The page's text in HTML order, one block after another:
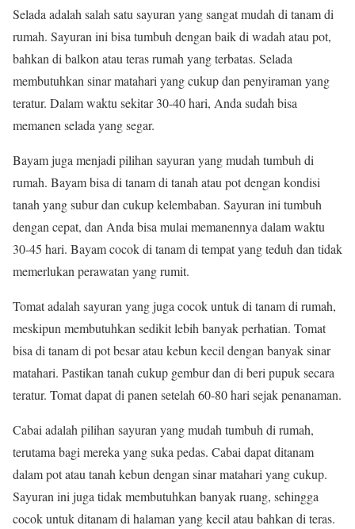
Selada adalah salah satu sayuran yang sangat mudah di tanam di
rumah. Sayuran ini bisa tumbuh dengan baik di wadah atau pot,
bahkan di balkon atau teras rumah yang terbatas. Selada
membutuhkan sinar matahari yang cukup dan penyiraman yang
teratur. Dalam waktu sekitar 30-40 hari, Anda sudah bisa
memanen selada yang segar.
Bayam juga menjadi pilihan sayuran yang mudah tumbuh di
rumah. Bayam bisa di tanam di tanah atau pot dengan kondisi
tanah yang subur dan cukup kelembaban. Sayuran ini tumbuh
dengan cepat, dan Anda bisa mulai memanennya dalam waktu
30-45 hari. Bayam cocok di tanam di tempat yang teduh dan tidak
memerlukan perawatan yang rumit.
Tomat adalah sayuran yang juga cocok untuk di tanam di rumah,
meskipun membutuhkan sedikit lebih banyak perhatian. Tomat
bisa di tanam di pot besar atau kebun kecil dengan banyak sinar
matahari. Pastikan tanah cukup gembur dan di beri pupuk secara
teratur. Tomat dapat di panen setelah 60-80 hari sejak penanaman.
Cabai adalah pilihan sayuran yang mudah tumbuh di rumah,
terutama bagi mereka yang suka pedas. Cabai dapat ditanam
dalam pot atau tanah kebun dengan sinar matahari yang cukup.
Sayuran ini juga tidak membutuhkan banyak ruang, sehingga
cocok untuk ditanam di halaman yang kecil atau bahkan di teras.